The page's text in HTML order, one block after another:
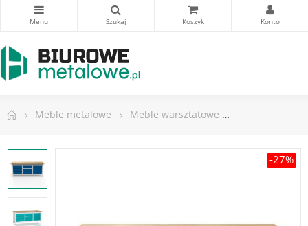
Meble metalowe Meble warsztatowe
-27%